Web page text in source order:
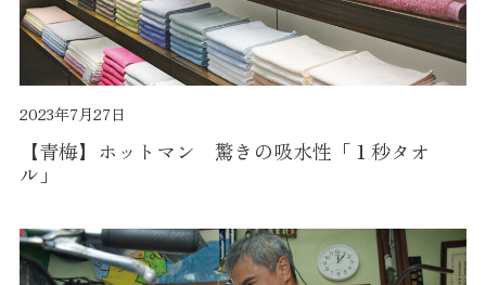
2023年7月27日
【青梅】ホットマン 驚きの吸水性「１秒タオ
ル」